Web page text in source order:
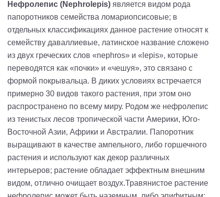
Нефролепис (Nephrolepis) является видом рода
папоротников семейства ломариопсисовые; в
отдельных классификациях данное растение относят к
семейству даваллиевые, латинское название сложено
из двух греческих слов «nephros» и «lepis», которые
переводятся как «почки» и «чешуя», это связано с
формой покрывальца. В диких условиях встречается
примерно 30 видов такого растения, при этом оно
распространено по всему миру. Родом же нефролепис
из тенистых лесов тропической части Америки, Юго-
Восточной Азии, Африки и Австралии. Папоротник
выращивают в качестве ампельного, либо горшечного
растения и используют как декор различных
интерьеров; растение обладает эффектным внешним
видом, отлично очищает воздух.Травянистое растение